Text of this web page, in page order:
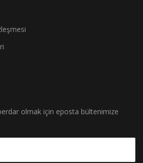
olmak için eposta bültenimize